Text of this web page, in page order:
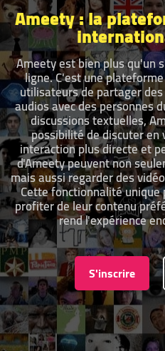
Ameety : la
Ameety est bien plus qu'un
ligne. C'est une
utilisateurs de partager
audios avec des personnes
discussions textuelles,
possibilité de discuter en
interaction plus directe et
d'Ameety peuvent non
mais aussi regarder des
Cette fonctionnalité
profiter de leur contenu
rend l'expérience
S'inscrire